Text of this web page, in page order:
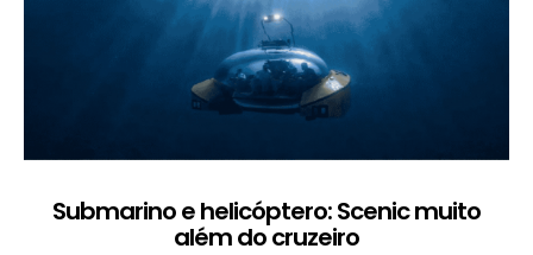
Submarino e helicóptero: Scenic muito
além do cruzeiro